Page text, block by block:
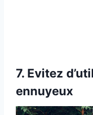
7. Evitez
ennuyeux